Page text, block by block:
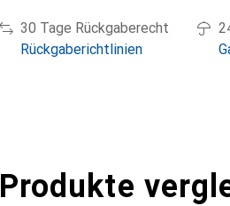
30 Tage Rückgaberecht
Rückgaberichtlinien
Produkte